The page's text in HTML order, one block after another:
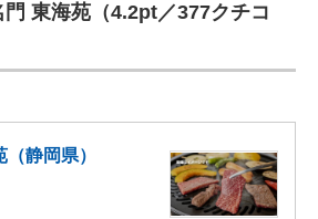
東海苑（4.2pt／377クチコ
静岡県）